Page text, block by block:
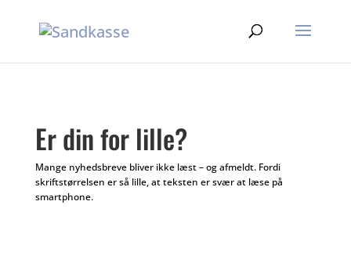
Er din for lille?
Mange nyhedsbreve bliver ikke læst – og afmeldt. Fordi
skriftstørrelsen er så lille, at teksten er svær at læse på
smartphone.